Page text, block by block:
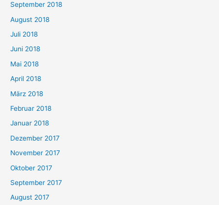
September 2018
August 2018
Juli 2018
Juni 2018
Mai 2018
April 2018
März 2018
Februar 2018
Januar 2018
Dezember 2017
November 2017
Oktober 2017
September 2017
August 2017